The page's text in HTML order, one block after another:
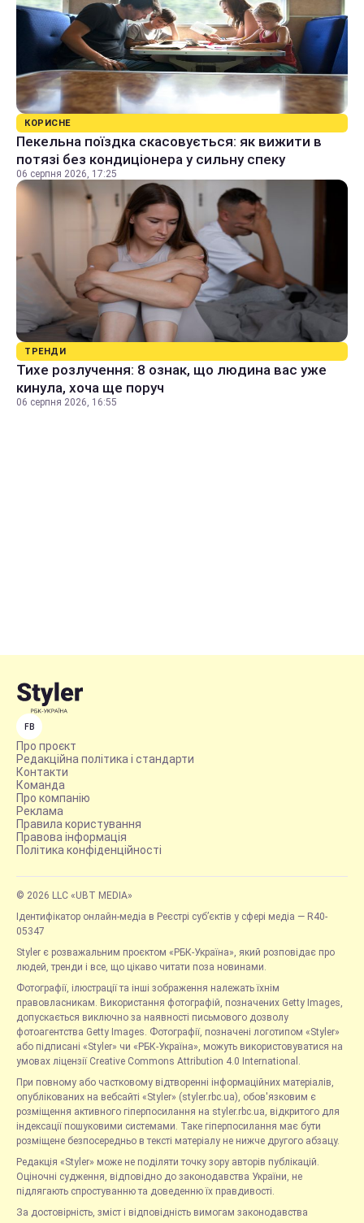
КОРИСНЕ
Пекельна поїздка скасовується: як вижити в
потязі без кондиціонера у сильну спеку
06 серпня 2026, 17:25
ТРЕНДИ
Тихе розлучення: 8 ознак, що людина вас уже
кинула, хоча ще поруч
06 серпня 2026, 16:55
FB
Про проєкт
Редакційна політика і стандарти
Контакти
Команда
Про компанію
Реклама
Правила користування
Правова інформація
Політика конфіденційності
© 2026 LLC «UBT MEDIA»
Ідентифікатор онлайн-медіа в Реєстрі суб’єктів у сфері медіа — R40-
05347
Styler є розважальним проєктом «РБК-Україна», який розповідає про
людей, тренди і все, що цікаво читати поза новинами.
Фотографії, ілюстрації та інші зображення належать їхнім
правовласникам. Використання фотографій, позначених Getty Images,
допускається виключно за наявності письмового дозволу
фотоагентства Getty Images. Фотографії, позначені логотипом «Styler»
або підписані «Styler» чи «РБК-Україна», можуть використовуватися на
умовах ліцензії Creative Commons Attribution 4.0 International.
При повному або частковому відтворенні інформаційних матеріалів,
опублікованих на вебсайті «Styler» (styler.rbc.ua), обов'язковим є
розміщення активного гіперпосилання на styler.rbc.ua, відкритого для
індексації пошуковими системами. Таке гіперпосилання має бути
розміщене безпосередньо в тексті матеріалу не нижче другого абзацу.
Редакція «Styler» може не поділяти точку зору авторів публікацій.
Оціночні судження, відповідно до законодавства України, не
підлягають спростуванню та доведенню їх правдивості.
За достовірність, зміст і відповідність вимогам законодавства